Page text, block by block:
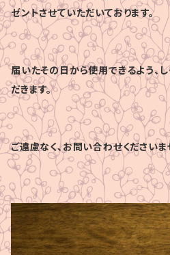
ゼントさせていただいております。
届いたその日から使用できるよう、
だきます。
ご遠慮なく、お問い合わせくださいま